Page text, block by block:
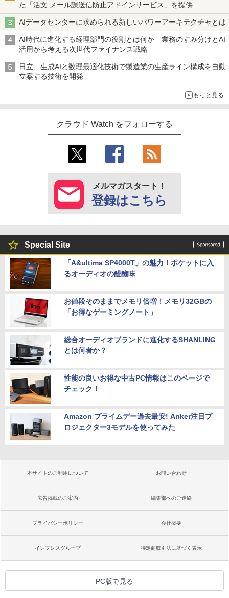
た「活文 メール誤送信防止アドインサービス」を提供
AIデータセンターに求められる新しいパワーアーキテクチャとは
AI時代に進化する経理部門の役割とは何か 業務のすみ分けとAI
活用から考える次世代ファイナンス戦略
日立、生成AIと数理最適化技術で製造業の生産ライン構成を自動
立案する技術を開発
もっと見る
クラウド Watch をフォローする
メルマガスタート！
登録はこちら
Special Site
「A&ultima SP4000T」の魅力！ポケットに入
るオーディオの醍醐味
お値段そのままでメモリ倍増！メモリ32GBの
「お得なゲーミングノート」
総合オーディオブランドに進化するSHANLING
とは何者か？
性能の良いお得な中古PC情報はこのページで
チェック！
Amazon プライムデー過去最安! Anker注目プ
ロジェクター3モデルを使ってみた
本サイトのご利用について お問い合わせ
広告掲載のご案内 編集部へのご連絡
プライバシーポリシー 会社概要
インプレスグループ 特定商取引法に基づく表示
PC版で見る